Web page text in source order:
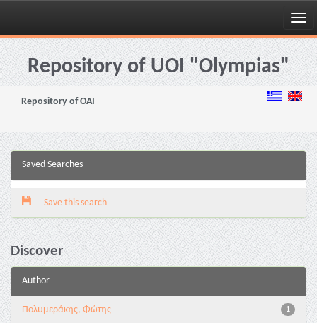
Skip
navigationRepository of UOI "Olympias"
Repository of OAI
Saved Searches
Save this search
Discover
Author
1
Πολυμεράκης, Φώτης